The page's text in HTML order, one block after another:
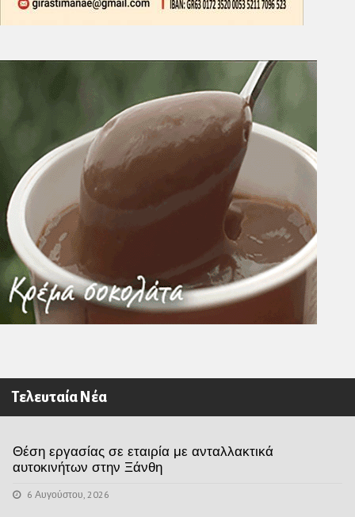
Τελευταία Νέα
Θέση εργασίας σε εταιρία με ανταλλακτικά
αυτοκινήτων στην Ξάνθη
6 Αυγούστου, 2026